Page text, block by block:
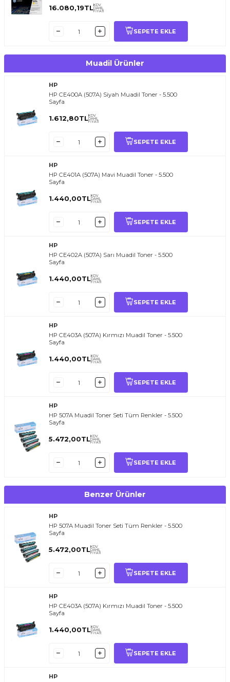
16.080,19TLKDV
DAHİL
FİYATI
SEPETE EKLE
Muadil Ürünler
HP
HP CE400A (507A) Siyah Muadil Toner - 5.500
Sayfa
1.612,80TLKDV
DAHİL
FİYATI
SEPETE EKLE
HP
HP CE401A (507A) Mavi Muadil Toner - 5.500
Sayfa
1.440,00TLKDV
DAHİL
FİYATI
SEPETE EKLE
HP
HP CE402A (507A) Sarı Muadil Toner - 5.500
Sayfa
1.440,00TLKDV
DAHİL
FİYATI
SEPETE EKLE
HP
HP CE403A (507A) Kırmızı Muadil Toner - 5.500
Sayfa
1.440,00TLKDV
DAHİL
FİYATI
SEPETE EKLE
HP
HP 507A Muadil Toner Seti Tüm Renkler - 5.500
Sayfa
5.472,00TLKDV
DAHİL
FİYATI
SEPETE EKLE
Benzer Ürünler
HP
HP 507A Muadil Toner Seti Tüm Renkler - 5.500
Sayfa
5.472,00TLKDV
DAHİL
FİYATI
SEPETE EKLE
HP
HP CE403A (507A) Kırmızı Muadil Toner - 5.500
Sayfa
1.440,00TLKDV
DAHİL
FİYATI
SEPETE EKLE
HP